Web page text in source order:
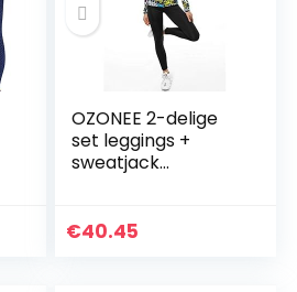
OZONEE 2-delige
set leggings +
sweatjack
joggingpak
€40.45